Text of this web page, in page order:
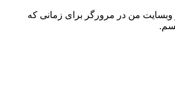
وبسایت من در مرورگر برای زمانی که